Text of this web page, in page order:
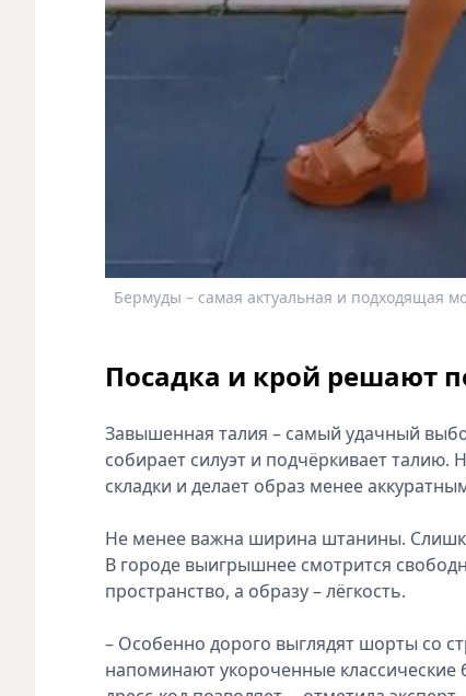
Бермуды – самая актуальная и подходящая
Посадка и крой решают
Завышенная талия – самый удачный
собирает силуэт и подчёркивает талию.
складки и делает образ менее
Не менее важна ширина штанины.
В городе выигрышнее смотрится
пространство, а образу – лёгкость.
– Особенно дорого выглядят шорты со
напоминают укороченные классические